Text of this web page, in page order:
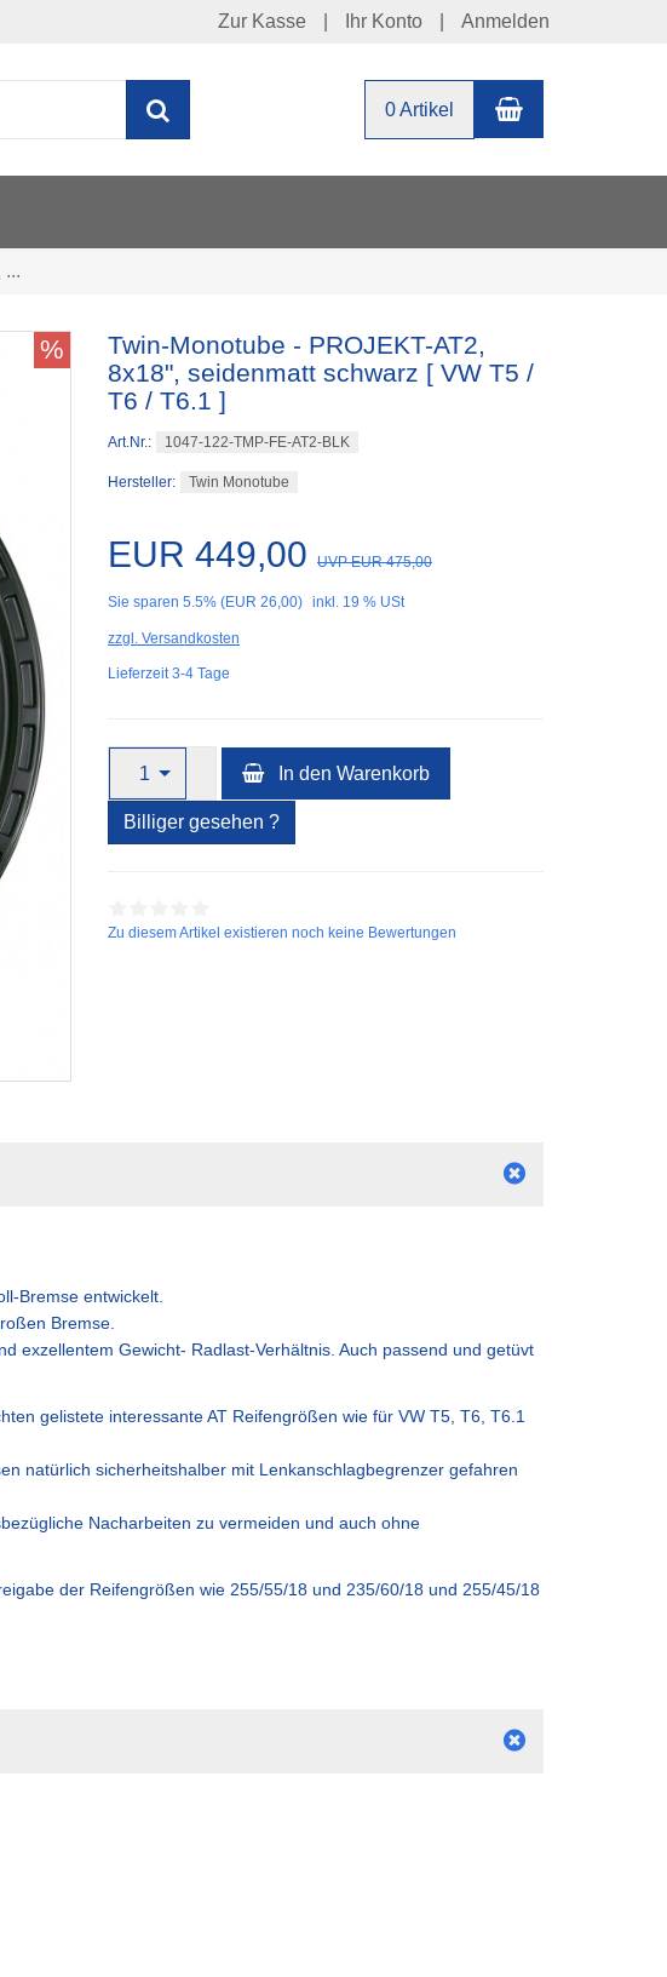
Zur Kasse Ihr Konto Anmelden
0 Artikel Warenkorb
...
%
Twin-Monotube - PROJEKT-AT2,
8x18", seidenmatt schwarz [ VW T5 /
T6 / T6.1 ]
Art.Nr.: 1047-122-TMP-FE-AT2-BLK
Hersteller: Twin Monotube
EUR 449,00 UVP EUR 475,00
Sie sparen 5.5% (EUR 26,00) inkl. 19 % USt
zzgl. Versandkosten
Lieferzeit 3-4 Tage
1 In den Warenkorb
Billiger gesehen ?
Zu diesem Artikel existieren noch keine Bewertungen
Bremse entwickelt.
Bremse.
exzellentem Gewicht- Radlast-Verhältnis. Auch passend und getüvt
gelistete interessante AT Reifengrößen wie für VW T5, T6, T6.1
natürlich sicherheitshalber mit Lenkanschlagbegrenzer gefahren
Nacharbeiten zu vermeiden und auch ohne
der Reifengrößen wie 255/55/18 und 235/60/18 und 255/45/18